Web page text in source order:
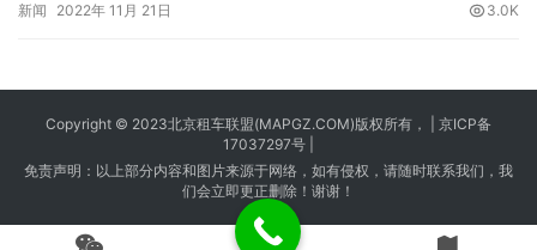
路深，最近两年出现多起租赁车辆实施诈骗的案件，涉案金额达
新闻 2022年 11月 21日 3.0K
Copyright © 2023北京租车联盟(MAPGZ.COM)版权所有， | 京ICP备
17037297号
免责声明：以上部分内容和图片来源于网络，如有侵权，请随时联系我们，我
们会立即更正删除！谢谢！